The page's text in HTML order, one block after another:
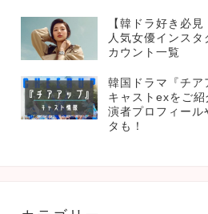
【韓ドラ好き必見
人気女優インスタ
カウント一覧
韓国ドラマ『チア
キャストexをご紹
演者プロフィール
タも！